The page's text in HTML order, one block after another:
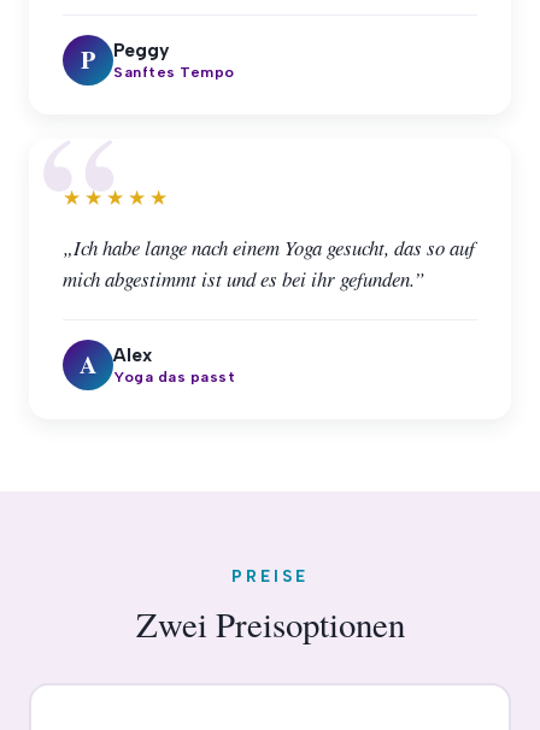
P Peggy
Sanftes Tempo
★★★★★
„Ich habe lange nach einem Yoga gesucht, das so auf
mich abgestimmt ist und es bei ihr gefunden.”
A Alex
Yoga das passt
PREISE
Zwei Preisoptionen